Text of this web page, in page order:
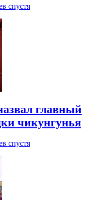
спустя
главный
чикунгунья
спустя